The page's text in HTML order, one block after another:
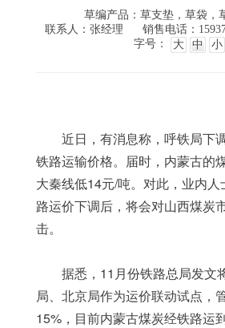
草编产品：草支垫，草袋，
联系人：张经理
销售电话：
字号：
大 中 小
铁路运输价格。届时，内蒙古的
大秦线低14元/吨。对此，业内
路运价下调后，将会对山西煤炭
击。
局、北京局作为运价联动试点，
15%，目前内蒙古煤炭经铁路运